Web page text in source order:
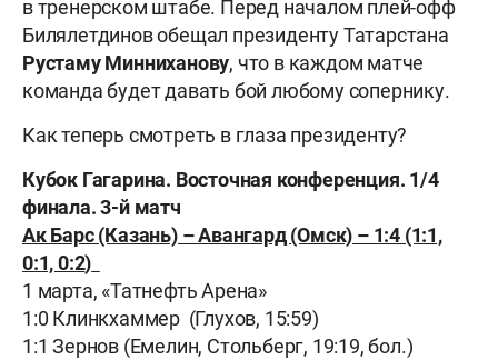
в тренерском штабе. Перед началом плей-офф
Билялетдинов обещал президенту Татарстана
Рустаму Минниханову, что в каждом матче
команда будет давать бой любому сопернику.
Как теперь смотреть в глаза президенту?
Кубок Гагарина. Восточная конференция. 1/4
финала. 3-й матч
Ак Барс (Казань) – Авангард (Омск) – 1:4 (1:1,
0:1,0:2)
1 марта, «Татнефть Арена»
1:0 Клинкхаммер (Глухов, 15:59)
1:1 Зернов (Емелин, Стольберг, 19:19, бол.)